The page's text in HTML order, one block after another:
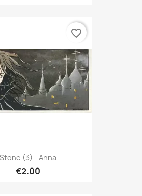
Stone (3) - Anna
€2.00
favorite_border